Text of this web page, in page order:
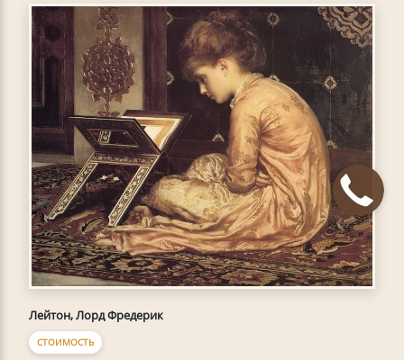
Лейтон, Лорд Фредерик
СТОИМОСТЬ